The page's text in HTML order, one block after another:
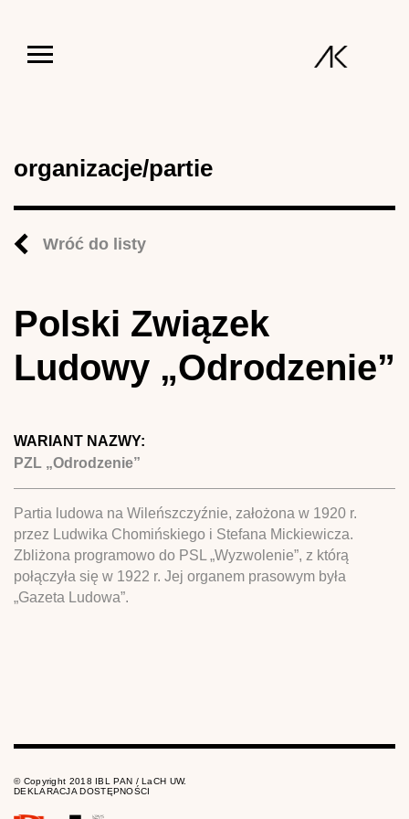
organizacje/partie
Wróć do listy
Polski Związek
Ludowy „Odrodzenie”
WARIANT NAZWY:
PZL „Odrodzenie”
Partia ludowa na Wileńszczyźnie, założona w 1920 r.
przez Ludwika Chomińskiego i Stefana Mickiewicza.
Zbliżona programowo do PSL „Wyzwolenie”, z którą
połączyła się w 1922 r. Jej organem prasowym była
„Gazeta Ludowa”.
© Copyright 2018 IBL PAN / LaCH UW.
DEKLARACJA DOSTĘPNOŚCI